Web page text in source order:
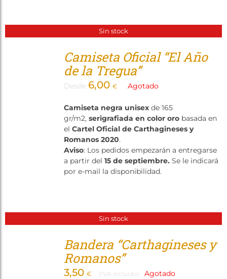
Sin stock
Camiseta Oficial “El Año
de la Tregua”
Desde 6,00 € Agotado
Camiseta negra unisexde 165
gr/m2, serigrafiada en color orobasada en
el Cartel Oficial de Carthagineses y
Romanos 2020.
Aviso: Los pedidos empezarán a entregarse
a partir del 15 de septiembre. Se le indicará
por e-mail la disponibilidad.
Sin stock
Bandera “Carthagineses y
Romanos”
3,50 € (IVA incluido) Agotado